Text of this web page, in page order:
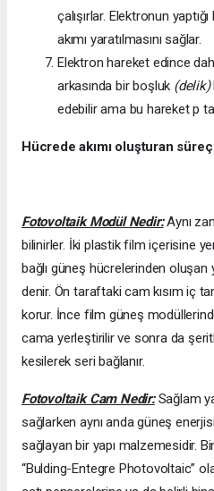
çalışırlar. Elektronun
akımı yaratılmasını sağlar.
Elektron hareket edince
arkasında bir boşluk (delik)
edebilir ama bu hareket p
Hücrede akımı oluşturan
Fotovoltaik Modül Nedir:Aynı
bilinirler. İki plastik film içerisine
bağlı güneş hücrelerinden
denir. Ön taraftaki cam kısım iç
korur. İnce film güneş
cama yerleştirilir ve sonra da
kesilerek seri bağlanır.
Fotovoltaik Cam Nedir:Sağlam
sağlarken aynı anda güneş
sağlayan bir yapı malzemesidir.
“Bulding-Entegre Photovoltaic”